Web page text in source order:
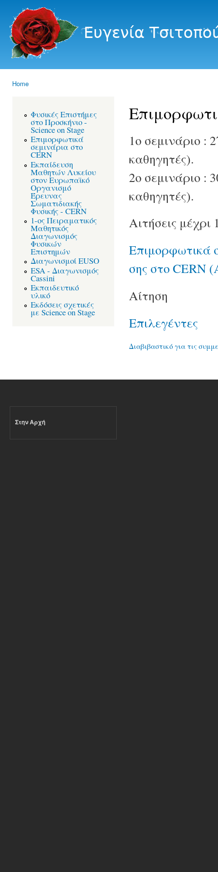
Ευγενία
Τσιτοπούλου
Home
Φυσικές Επιστήμες
στο Προσκήνιο -
Science on Stage
Επιμορφωτικά
σεμινάρια στο
CERN
Εκπαίδευση
Mαθητών Λυκείου
στον Ευρωπαϊκό
Οργανισμό
Έρευνας
Σωματιδιακής
Φυσικής - CERN
1-ος Πειραματικός
Μαθητικός
Διαγωνισμός
Φυσικών
Επιστημών
Διαγωνισμοί EUSO
ESA - Διαγωνισμός
Cassini
Εκπαιδευτικό
υλικό
Εκδόσεις σχετικές
με Science on Stage
1ο σεμινάριο :
καθηγητές).
2ο σεμινάριο :
καθηγητές).
Αιτήσεις
Επιμορφωτικά
σης στο CERΝ
Αίτηση
Επιλεγέντες
Διαβιβαστικό για τις
Στην Αρχή